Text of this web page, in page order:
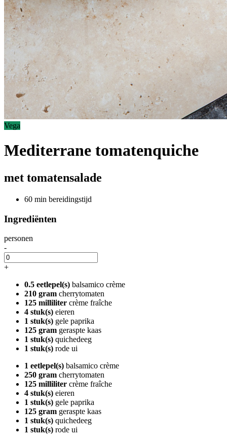
Vega
Mediterrane tomatenquiche
met tomatensalade
60 min bereidingstijd
Ingrediënten
personen
-
+
0.5 eetlepel(s) balsamico crème
210 gram cherrytomaten
125 milliliter crème fraîche
4 stuk(s) eieren
1 stuk(s) gele paprika
125 gram geraspte kaas
1 stuk(s) quichedeeg
1 stuk(s) rode ui
1 eetlepel(s) balsamico crème
250 gram cherrytomaten
125 milliliter crème fraîche
4 stuk(s) eieren
1 stuk(s) gele paprika
125 gram geraspte kaas
1 stuk(s) quichedeeg
1 stuk(s) rode ui